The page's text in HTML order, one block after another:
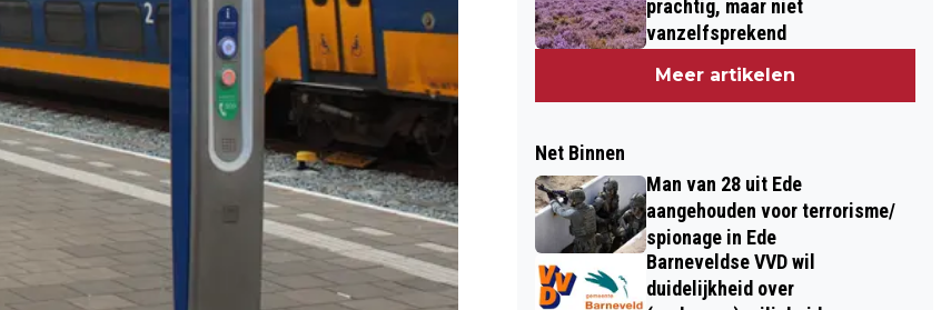
prachtig, maar niet
vanzelfsprekend
Meer artikelen
Net Binnen
Man van 28 uit Ede
aangehouden voor terrorisme/
spionage in Ede
Barneveldse VVD wil
duidelijkheid over